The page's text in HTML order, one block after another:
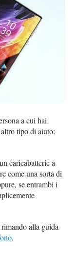
a cui hai
tipo di aiuto:
caricabatterie a
come una sorta di
se entrambi i
alla guida
.